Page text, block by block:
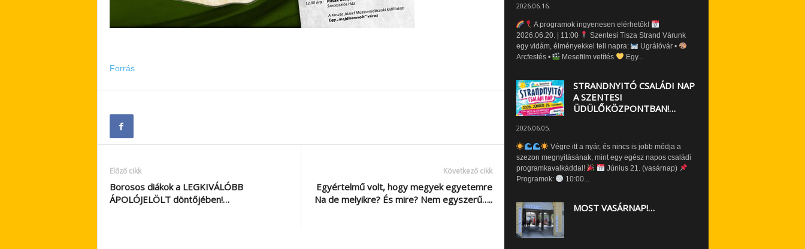
Forrás
Előző cikk
Borosos diákok a LEGKIVÁLÓBB
ÁPOLÓJELÖLT döntőjében!…
Következő cikk
Egyértelmű volt, hogy megyek egyetemre
Na de melyikre? És mire? Nem egyszerű…..
2026.06.16.
A programok ingyenesen elérhetők!
2026.06.20. | 11:00
Szentesi Tisza Strand Várunk
egy vidám, élményekkel teli napra:
Ugrálóvár •
Arcfestés •
Mesefilm vetítés Egy...
STRANDNYITÓ CSALÁDI NAP
A SZENTESI
ÜDÜLŐKÖZPONTBAN!…
2026.06.05.
Végre itt a nyár, és nincs is jobb módja a
szezon megnyitásának, mint egy egész napos családi
programkavalkáddal!
Június 21. (vasárnap)
Programok:
10:00...
MOST VASÁRNAP!…